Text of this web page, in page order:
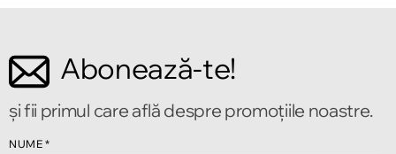
Chișinău
Abonează-te!
și fii primul care află despre promoțiile noastre.
NUME *